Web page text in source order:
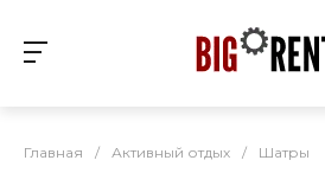
Главная / Активный отдых / Шатры